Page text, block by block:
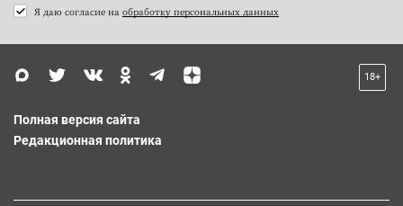
Я даю согласие на обработку персональных данных
18+
Полная версия сайта
Редакционная политика